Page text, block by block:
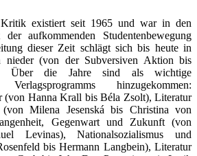
existiert seit 1965 und war in den
aufkommenden Studentenbewegung
dieser Zeit schlägt sich bis heute in
nieder (von der Subversiven Aktion bis
Über die Jahre sind als wichtige
hinzugekommen:
(von Hanna Krall bis Béla Zsolt), Literatur
Milena Jesenská bis Christina von
Gegenwart und Zukunft (von
Levinas), Nationalsozialismus und
bis Hermann Langbein), Literatur